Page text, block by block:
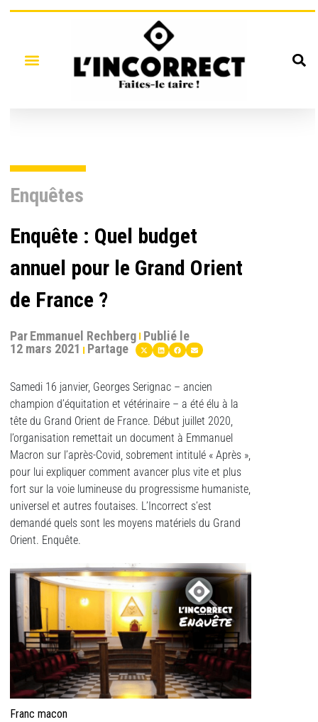
Enquêtes
Enquête : Quel budget
annuel pour le Grand Orient
de France ?
ParEmmanuel Rechberg Publié le
12 mars 2021
Partage
Samedi 16 janvier, Georges Serignac – ancien
champion d’équitation et vétérinaire – a été élu à la
tête du Grand Orient de France. Début juillet 2020,
l’organisation remettait un document à Emmanuel
Macron sur l’après-Covid, sobrement intitulé « Après »,
pour lui expliquer comment avancer plus vite et plus
fort sur la voie lumineuse du progressisme humaniste,
universel et autres foutaises. L’Incorrect s’est
demandé quels sont les moyens matériels du Grand
Orient. Enquête.
Franc macon